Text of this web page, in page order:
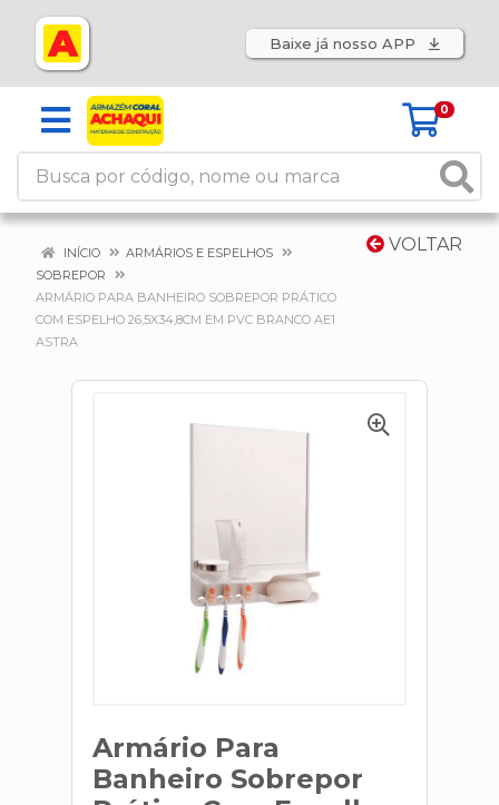
Baixe já nosso APP
0
VOLTAR
INÍCIO
ARMÁRIOS E ESPELHOS
SOBREPOR
ARMÁRIO PARA BANHEIRO SOBREPOR PRÁTICO
COM ESPELHO 26,5X34,8CM EM PVC BRANCO AE1
ASTRA
Armário Para
Banheiro Sobrepor